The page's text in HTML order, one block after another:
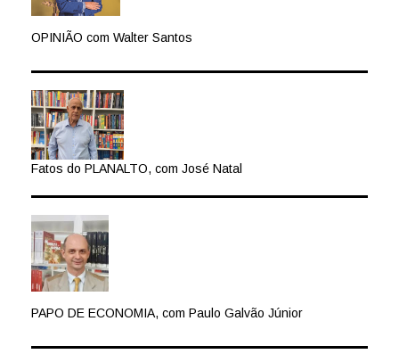
OPINIÃO com Walter Santos
Fatos do PLANALTO, com José Natal
PAPO DE ECONOMIA, com Paulo Galvão Júnior